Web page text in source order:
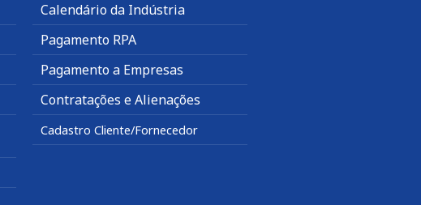
Calendário da Indústria
Pagamento RPA
Pagamento a Empresas
Contratações e Alienações
Cadastro Cliente/Fornecedor